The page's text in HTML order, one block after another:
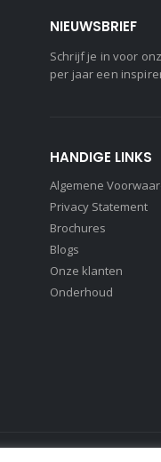
NIEUWSBRIEF
Schrijf je in voor
per jaar een
HANDIGE LINKS
Algemene
Privacy Statement
Brochures
Blogs
Onze klanten
Onderhoud